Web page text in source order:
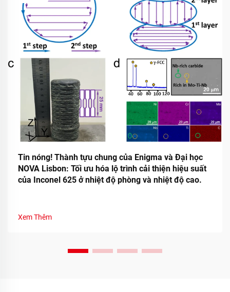
Tin nóng! Thành tựu chung của Enigma và Đại học
NOVA Lisbon: Tối ưu hóa lộ trình cải thiện hiệu suất
của Inconel 625 ở nhiệt độ phòng và nhiệt độ cao.
Xem Thêm